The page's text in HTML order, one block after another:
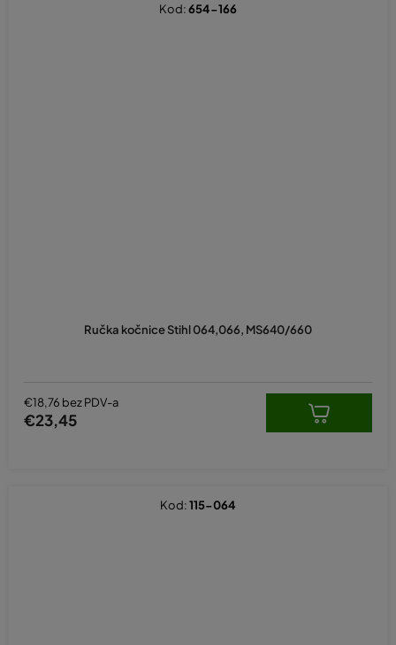
Ručka kočnice Stihl 064,066, MS640/660
€18,76 bez PDV-a
€23,45
Kod:654-166
Kod:115-064